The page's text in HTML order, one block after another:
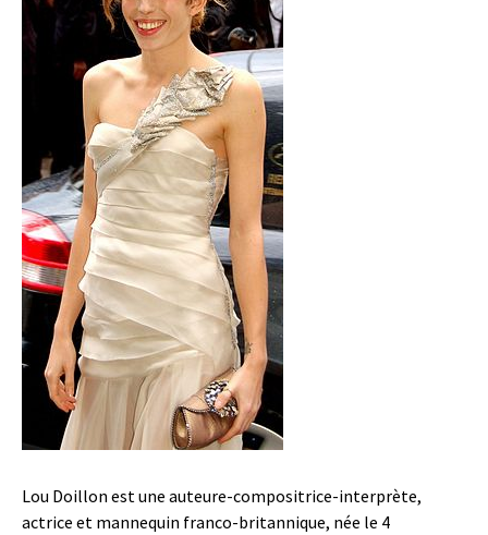
Lou Doillon est une auteure-compositrice-interprète,
actrice et mannequin franco-britannique, née le 4